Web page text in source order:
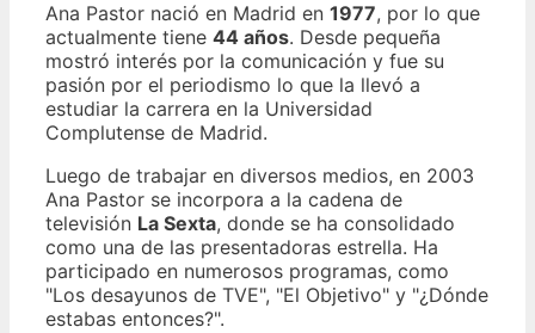
Ana Pastor nació en Madrid en 1977, por lo que
actualmente tiene 44 años. Desde pequeña
mostró interés por la comunicación y fue su
pasión por el periodismo lo que la llevó a
estudiar la carrera en la Universidad
Complutense de Madrid.
Luego de trabajar en diversos medios, en 2003
Ana Pastor se incorpora a la cadena de
televisión La Sexta, donde se ha consolidado
como una de las presentadoras estrella. Ha
participado en numerosos programas, como
"Los desayunos de TVE", "El Objetivo" y "¿Dónde
estabas entonces?".